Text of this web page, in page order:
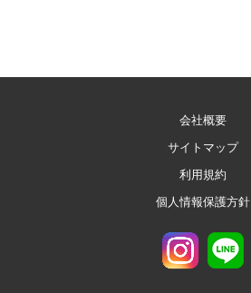
会社概要
サイトマップ
利用規約
個人情報保護方針